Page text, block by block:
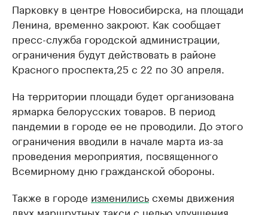
Парковку в центре Новосибирска, на площади
Ленина, временно закроют. Как сообщает
пресс-служба городской администрации,
ограничения будут действовать в районе
Красного проспекта,25 с 22 по 30 апреля.
На территории площади будет организована
ярмарка белорусских товаров. В период
пандемии в городе ее не проводили. До этого
ограничения вводили в начале марта из-за
проведения мероприятия, посвященного
Всемирному дню гражданской обороны.
Также в городе изменилисьсхемы движения
двух маршрутных такси с целью улучшения